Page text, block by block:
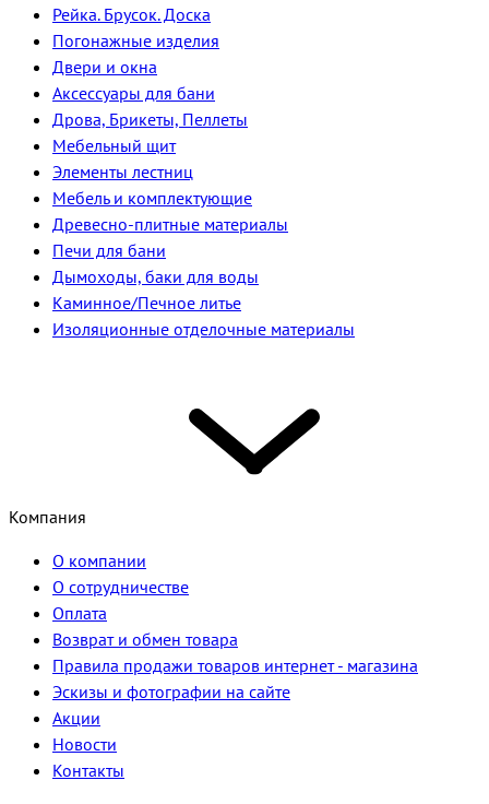
Рейка. Брусок. Доска
Погонажные изделия
Двери и окна
Аксессуары для бани
Дрова, Брикеты, Пеллеты
Мебельный щит
Элементы лестниц
Мебель и комплектующие
Древесно-плитные материалы
Печи для бани
Дымоходы, баки для воды
Каминное/Печное литье
Изоляционные отделочные материалы
Компания
О компании
О сотрудничестве
Оплата
Возврат и обмен товара
Правила продажи товаров интернет - магазина
Эскизы и фотографии на сайте
Акции
Новости
Контакты